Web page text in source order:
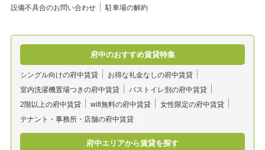
設備不具合のお問い合わせ
駐車場の解約
府中のおすすめ賃貸特集
シングル向けの府中賃貸
お得な礼金なしの府中賃貸
室内洗濯機置場つきの府中賃貸
バストイレ別の府中賃貸
2階以上の府中賃貸
wifi無料の府中賃貸
女性限定の府中賃貸
テナント・事務所・店舗の府中賃貸
府中エリアから賃貸を探す